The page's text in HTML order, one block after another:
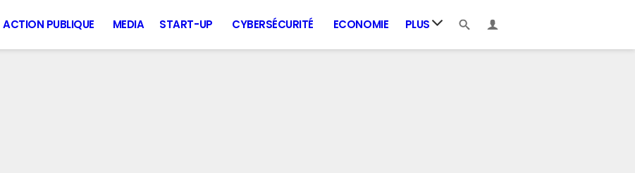
ACTION PUBLIQUE MEDIA START-UP CYBERSÉCURITÉ ECONOMIE PLUS